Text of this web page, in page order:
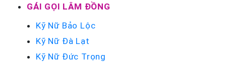
GÁI GỌI LÂM ĐỒNG
Kỹ Nữ Bảo Lộc
Kỹ Nữ Đà Lạt
Kỹ Nữ Đức Trọng